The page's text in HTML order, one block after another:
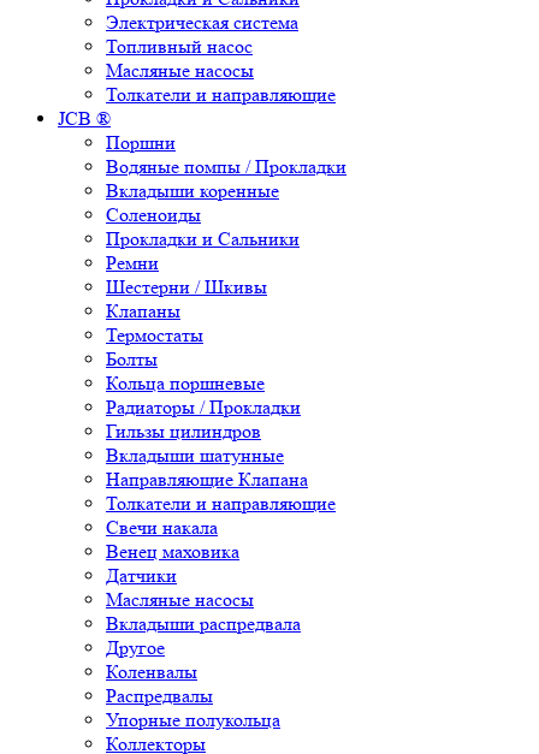
Электрическая система
Топливный насос
Масляные насосы
Толкатели и направляющие
JCB ®
Поршни
Водяные помпы / Прокладки
Вкладыши коренные
Соленоиды
Прокладки и Сальники
Ремни
Шестерни / Шкивы
Клапаны
Термостаты
Болты
Кольца поршневые
Радиаторы / Прокладки
Гильзы цилиндров
Вкладыши шатунные
Направляющие Клапана
Толкатели и направляющие
Свечи накала
Венец маховика
Датчики
Масляные насосы
Вкладыши распредвала
Другое
Коленвалы
Распредвалы
Упорные полукольца
Коллекторы